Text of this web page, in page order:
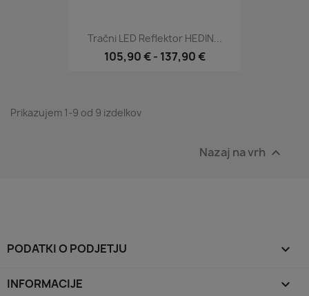
Tračni LED Reflektor HEDIN...
105,90 € - 137,90 €
Prikazujem 1-9 od 9 izdelkov
Nazaj na vrh 
PODATKI O PODJETJU 
INFORMACIJE 